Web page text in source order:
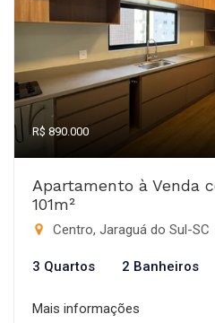
R$ 890.000
Apartamento à Venda
101m²
Centro, Jaraguá do Sul-SC
3 Quartos 2 Banheiros
Mais informações